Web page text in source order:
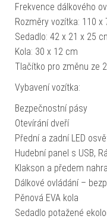
Frekvence dálkového
Rozměry vozítka: 110 x
Sedadlo: 42 x 21 x 25
Kola: 30 x 12 cm
Tlačítko pro změnu ze
Vybavení vozítka:
Bezpečnostní pásy
Otevírání dveří
Přední a zadní LED
Hudební panel s USB,
Klakson a předem
Dálkové ovládání –
Pěnová EVA kola
Sedadlo potažené